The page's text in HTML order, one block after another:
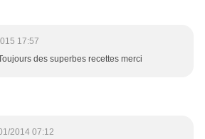
17:57
des superbes recettes merci
2014 07:12